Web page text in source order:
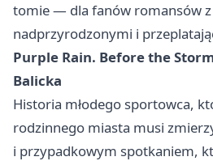
tomie — dla fanów romansów
nadprzyrodzonymi i
Purple Rain. Before the
Balicka
Historia młodego sportowca,
rodzinnego miasta musi
i przypadkowym spotkaniem,